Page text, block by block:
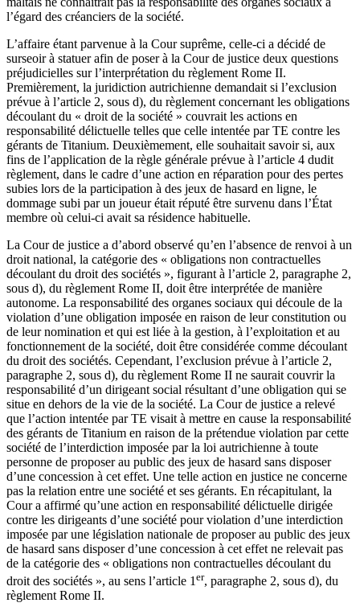
l’égard des créanciers de la société.
L’affaire étant parvenue à la Cour suprême, celle-ci a décidé de
surseoir à statuer afin de poser à la Cour de justice deux questions
préjudicielles sur l’interprétation du règlement Rome II.
Premièrement, la juridiction autrichienne demandait si l’exclusion
prévue à l’article 2, sous d), du règlement concernant les obligations
découlant du « droit de la société » couvrait les actions en
responsabilité délictuelle telles que celle intentée par TE contre les
gérants de Titanium. Deuxièmement, elle souhaitait savoir si, aux
fins de l’application de la règle générale prévue à l’article 4 dudit
règlement, dans le cadre d’une action en réparation pour des pertes
subies lors de la participation à des jeux de hasard en ligne, le
dommage subi par un joueur était réputé être survenu dans l’État
membre où celui-ci avait sa résidence habituelle.
La Cour de justice a d’abord observé qu’en l’absence de renvoi à un
droit national, la catégorie des « obligations non contractuelles
découlant du droit des sociétés », figurant à l’article 2, paragraphe 2,
sous d), du règlement Rome II, doit être interprétée de manière
autonome. La responsabilité des organes sociaux qui découle de la
violation d’une obligation imposée en raison de leur constitution ou
de leur nomination et qui est liée à la gestion, à l’exploitation et au
fonctionnement de la société, doit être considérée comme découlant
du droit des sociétés. Cependant, l’exclusion prévue à l’article 2,
paragraphe 2, sous d), du règlement Rome II ne saurait couvrir la
responsabilité d’un dirigeant social résultant d’une obligation qui se
situe en dehors de la vie de la société. La Cour de justice a relevé
que l’action intentée par TE visait à mettre en cause la responsabilité
des gérants de Titanium en raison de la prétendue violation par cette
société de l’interdiction imposée par la loi autrichienne à toute
personne de proposer au public des jeux de hasard sans disposer
d’une concession à cet effet. Une telle action en justice ne concerne
pas la relation entre une société et ses gérants. En récapitulant, la
Cour a affirmé qu’une action en responsabilité délictuelle dirigée
contre les dirigeants d’une société pour violation d’une interdiction
imposée par une législation nationale de proposer au public des jeux
de hasard sans disposer d’une concession à cet effet ne relevait pas
de la catégorie des « obligations non contractuelles découlant du
droit des sociétés », au sens l’article 1er, paragraphe 2, sous d), du
règlement Rome II.